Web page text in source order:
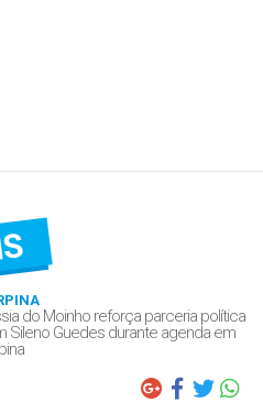
do Moinho reforça parceria política
Sileno Guedes durante agenda em